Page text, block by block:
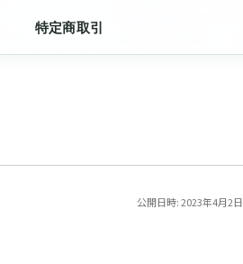
特定商取引
公開日時:2023年4月2日